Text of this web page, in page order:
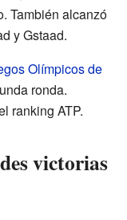
También alcanzó
y Gstaad.
Olímpicos de
ronda.
ranking ATP.
victorias